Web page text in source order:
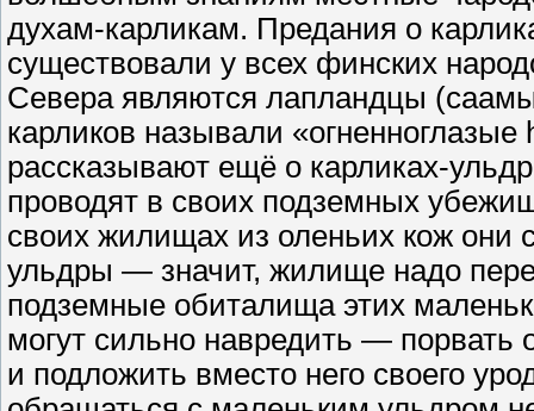
духам-карликам. Предания о
существовали у всех финских
Севера являются лапландцы
карликов называли
рассказывают ещё о карликах-
проводят в своих подземных
своих жилищах из оленьих кож они
ульдры — значит, жилище надо
подземные обиталища этих
могут сильно навредить — порвать
и подложить вместо него своего